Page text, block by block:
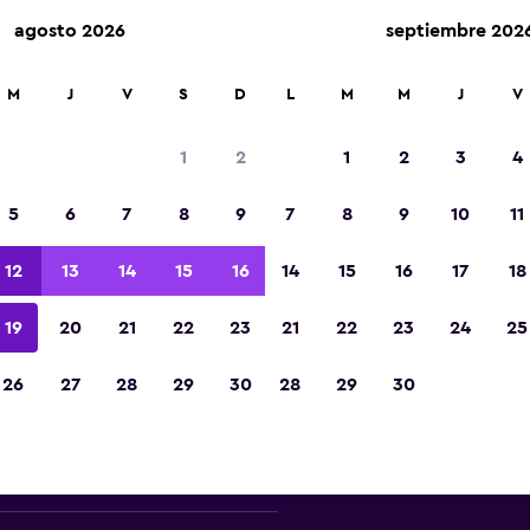
en más de 70.000 ubicaciones con momondo.
de arriendo de vans
los principales proveedores de arriendo de
agosto 2026
M J V S D
1 2
5 6 7 8 9
12 13 14 15 16
19 20 21 22 23
26 27 28 29 30
septiembre
L M M J V
1 2 3 4
7 8 9 10 11
14 15 16 17 18
21 22 23 24 25
28 29 30